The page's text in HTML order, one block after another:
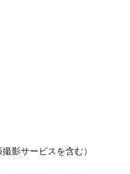
影サービスを含む）